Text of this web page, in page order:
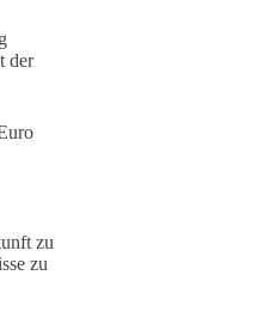
der
zu
zu